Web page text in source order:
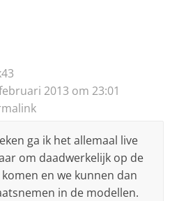
2013 om 23:01
ga ik het allemaal live
om daadwerkelijk op de
en we kunnen dan
in de modellen.